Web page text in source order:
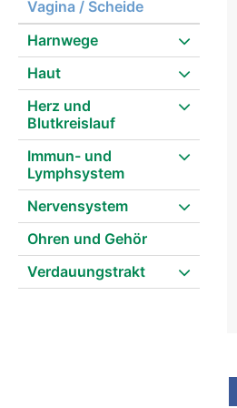
Vagina / Scheide
Harnwege
Haut
Herz und
Blutkreislauf
Immun- und
Lymphsystem
Nervensystem
Ohren und Gehör
Verdauungstrakt